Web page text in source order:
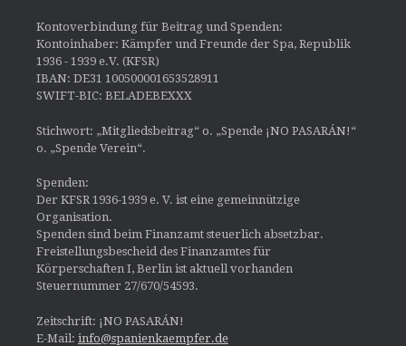
Kontoverbindung für Beitrag und Spenden:
Kontoinhaber: Kämpfer und Freunde der Spa, Republik
1936 - 1939 e.V. (KFSR)
IBAN: DE31 100500001653528911
SWIFT-BIC: BELADEBEXXX
Stichwort: „Mitgliedsbeitrag“ o. „Spende ¡NO PASARÁN!“
o. „Spende Verein“.
Spenden:
Der KFSR 1936-1939 e. V. ist eine gemeinnützige
Organisation.
Spenden sind beim Finanzamt steuerlich absetzbar.
Freistellungsbescheid des Finanzamtes für
Körperschaften I, Berlin ist aktuell vorhanden
Steuernummer 27/670/54593.
Zeitschrift: ¡NO PASARÁN!
E-Mail: info@spanienkaempfer.de